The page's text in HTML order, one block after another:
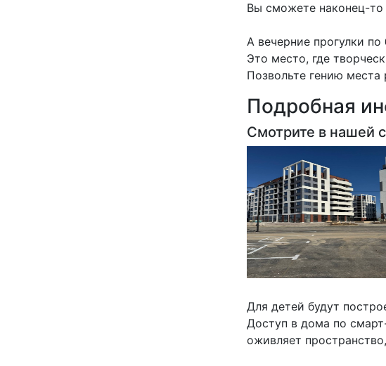
Вы сможете наконец-то
А вечерние прогулки
Это место, где
Позвольте гению
Подробная
Смотрите в нашей
Для детей будут
Доступ в дома по
оживляет